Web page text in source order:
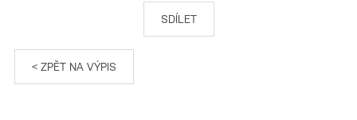
SDÍLET
< ZPĚT NA VÝPIS